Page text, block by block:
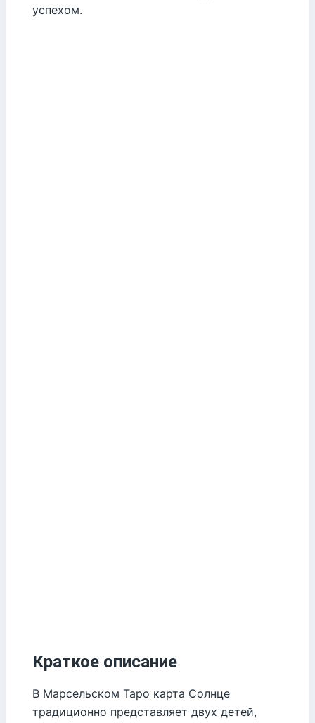
успехом.
Краткое описание
В Марсельском Таро карта Солнце
традиционно представляет двух детей,